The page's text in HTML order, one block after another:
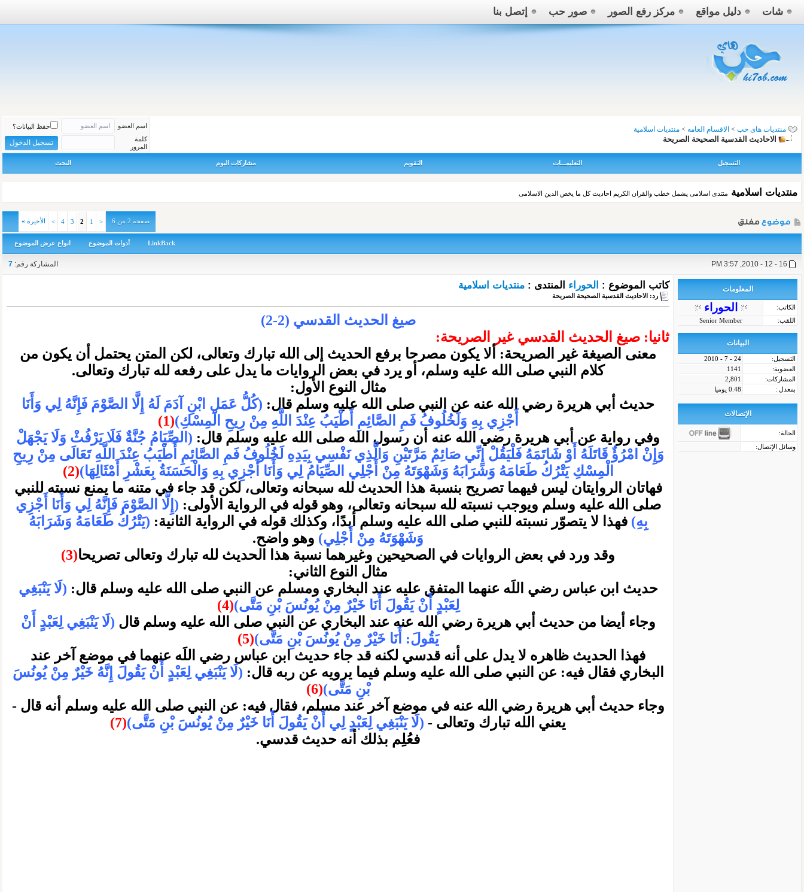
شات دليل مواقع مركز رفع الصور صور حب إتصل بنا
منتديات هاى حب > الاقسام العامه > منتديات اسلامية
الاحاديث القدسية الصحيحة الصريحة
اسم العضو
حفظ البيانات؟
كلمة
المرور
التسجيل التعليمـــات التقويم مشاركات اليوم البحث
منتديات اسلامية منتدى اسلامى يشمل خطب والقران الكريم احاديث كل ما يخص الدين الاسلامى
صفحة 2 من 6 <
1
2
3
4
> الأخيرة »
LinkBack أدوات الموضوع انواع عرض الموضوع
المشاركة رقم: 7
المعلومات
الكاتب: الحوراء
اللقب: Senior Member
البيانات
التسجيل:
24 - 7 - 2010
العضوية:
1141
المشاركات:
2,801
بمعدل :
0.48 يوميا
الإتصالات
الحالة:
وسائل الإتصال:
كاتب الموضوع : الحوراء المنتدى : منتديات اسلامية
رد: الاحاديث القدسية الصحيحة الصريحة
صيغ الحديث القدسي (2-2)
ثانيا: صيغ الحديث القدسي غير الصريحة:
معنى الصيغة غير الصريحة: ألا يكون مصرحا برفع الحديث إلى الله تبارك وتعالى، لكن المتن يحتمل أن يكون من
كلام النبي صلى الله عليه وسلم، أو يرد في بعض الروايات ما يدل على رفعه لله تبارك وتعالى.
مثال النوع الأول:
حديث أبي هريرة رضي الله عنه عن النبي صلى الله عليه وسلم قال: (كُلُّ عَمَلِ ابْنِ آدَمَ لَهُ إِلَّا الصَّوْمَ فَإِنَّهُ لِي وَأَنَا
أَجْزِي بِهِ وَلَخُلُوفُ فَمِ الصَّائِمِ أَطْيَبُ عِنْدَ اللَّهِ مِنْ رِيحِ الْمِسْكِ)(1)
وفي رواية عن أبي هريرة رضي الله عنه أن رسول الله صلى الله عليه وسلم قال: (الصِّيَامُ جُنَّةٌ فَلَا يَرْفُثْ وَلَا يَجْهَلْ
وَإِنْ امْرُؤٌ قَاتَلَهُ أَوْ شَاتَمَهُ فَلْيَقُلْ إِنِّي صَائِمٌ مَرَّتَيْنِ وَالَّذِي نَفْسِي بِيَدِهِ لَخُلُوفُ فَمِ الصَّائِمِ أَطْيَبُ عِنْدَ اللَّهِ تَعَالَى مِنْ رِيحِ
الْمِسْكِ يَتْرُكُ طَعَامَهُ وَشَرَابَهُ وَشَهْوَتَهُ مِنْ أَجْلِي الصِّيَامُ لِي وَأَنَا أَجْزِي بِهِ وَالْحَسَنَةُ بِعَشْرِ أَمْثَالِهَا)(2)
فهاتان الروايتان ليس فيهما تصريح بنسبة هذا الحديث لله سبحانه وتعالى، لكن قد جاء في متنه ما يمنع نسبته للنبي
صلى الله عليه وسلم ويوجب نسبته لله سبحانه وتعالى، وهو قوله في الرواية الأولى: (إِلَّا الصَّوْمَ فَإِنَّهُ لِي وَأَنَا أَجْزِي
بِهِ) فهذا لا يتصوّر نسبته للنبي صلى الله عليه وسلم أبدًا، وكذلك قوله في الرواية الثانية: (يَتْرُكُ طَعَامَهُ وَشَرَابَهُ
وَشَهْوَتَهُ مِنْ أَجْلِي) وهو واضح.
وقد ورد في بعض الروايات في الصحيحين وغيرهما نسبة هذا الحديث لله تبارك وتعالى تصريحا(3)
مثال النوع الثاني:
حديث ابن عباس رضي اللَه عنهما المتفق عليه عند البخاري ومسلم عن النبي صلى الله عليه وسلم قال: (لَا يَنْبَغِي
لِعَبْدٍ أَنْ يَقُولَ أَنَا خَيْرٌ مِنْ يُونُسَ بْنِ مَتَّى)(4)
وجاء أيضا من حديث أبي هريرة رضي الله عنه عند البخاري عن النبي صلى الله عليه وسلم قال (لَا يَنْبَغِي لِعَبْدٍ أَنْ
يَقُولَ: أَنَا خَيْرٌ مِنْ يُونُسَ بْنِ مَتَّى)(5)
فهذا الحديث ظاهره لا يدل على أنه قدسي لكنه قد جاء حديث ابن عباس رضي اللَه عنهما في موضع آخر عند
البخاري فقال فيه: عن النبي صلى الله عليه وسلم فيما يرويه عن ربه قال: (لَا يَنْبَغِي لِعَبْدٍ أَنْ يَقُولَ إِنَّهُ خَيْرٌ مِنْ يُونُسَ
بْنِ مَتَّى)(6)
وجاء حديث أبي هريرة رضي الله عنه في موضع آخر عند مسلم، فقال فيه: عن النبي صلى الله عليه وسلم أنه قال -
يعني الله تبارك وتعالى - (لَا يَنْبَغِي لِعَبْدٍ لِي أَنْ يَقُولَ أَنَا خَيْرٌ مِنْ يُونُسَ بْنِ مَتَّى)(7)
فعُلِم بذلك أنه حديث قدسي.